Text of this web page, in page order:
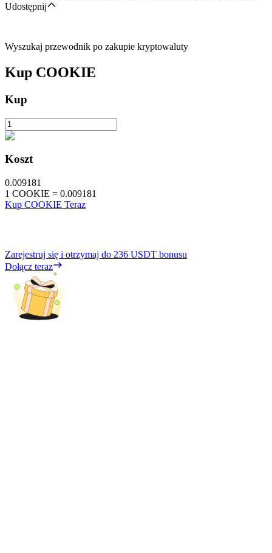
Udostępnij
Wyszukaj przewodnik po zakupie kryptowaluty
Kup COOKIE
Kup
Koszt
0.009181
1 COOKIE = 0.009181
Kup COOKIE Teraz
Zarejestruj się i otrzymaj do 236 USDT bonusu
Dołącz teraz